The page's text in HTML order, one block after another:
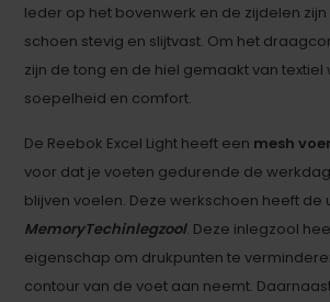
leder op het bovenwerk en de zijdelen
schoen stevig en slijtvast. Om het
zijn de tong en de hiel gemaakt van textiel
soepelheid en comfort.
De Reebok Excel Light heeft een mesh
voor dat je voeten gedurende de
blijven voelen. Deze werkschoen heeft de
MemoryTechinlegzool. Deze inlegzool
eigenschap om drukpunten te
contour van de voet aan neemt.